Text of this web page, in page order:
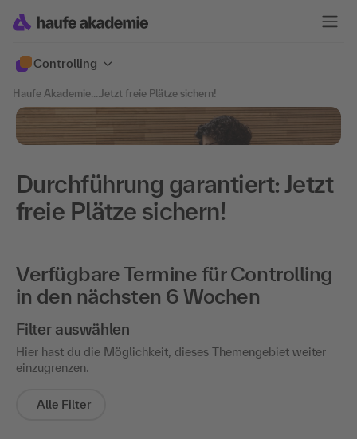
Controlling
Haufe Akademie.... Jetzt freie Plätze sichern!
Durchführung garantiert: Jetzt
freie Plätze sichern!
Verfügbare Termine für Controlling
in den nächsten 6 Wochen
Filter auswählen
Hier hast du die Möglichkeit, dieses Themengebiet weiter
einzugrenzen.
Alle Filter